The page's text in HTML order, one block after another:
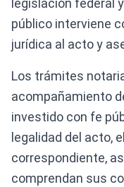
legislación federal
público interviene
jurídica al acto y
Los trámites
acompañamiento
investido con fe
legalidad del acto,
correspondiente,
comprendan sus